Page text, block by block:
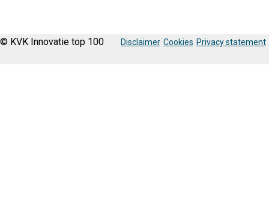
© KVK Innovatie top 100 Disclaimer Cookies Privacy statement